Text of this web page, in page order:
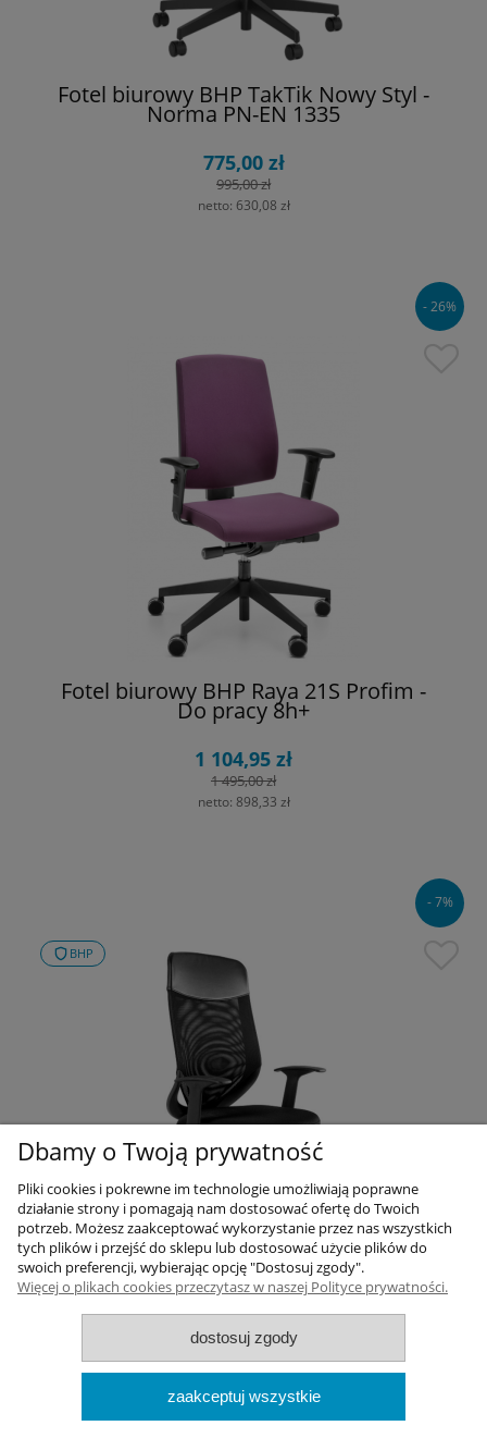
Fotel biurowy BHP TakTik Nowy Styl -
Norma PN-EN 1335
775,00 zł
995,00 zł
netto: 630,08 zł
Fotel biurowy BHP Raya 21S Profim -
Do pracy 8h+
1 104,95 zł
1 495,00 zł
netto: 898,33 zł
- 26%
BHP
Fotel biurowy BHP Mobi Plus Unique
555,00 zł
595,00 zł
netto:451,22 zł
- 7%
Dbamy o Twoją prywatność
Pliki cookies i pokrewne im technologie umożliwiają poprawne
działanie strony i pomagają nam dostosować ofertę do Twoich
potrzeb. Możesz zaakceptować wykorzystanie przez nas wszystkich
tych plików i przejść do sklepu lub dostosować użycie plików do
swoich preferencji, wybierając opcję "Dostosuj zgody".
Więcej o plikach cookies przeczytasz w naszej Polityce prywatności.
dostosuj zgody
zaakceptuj wszystkie